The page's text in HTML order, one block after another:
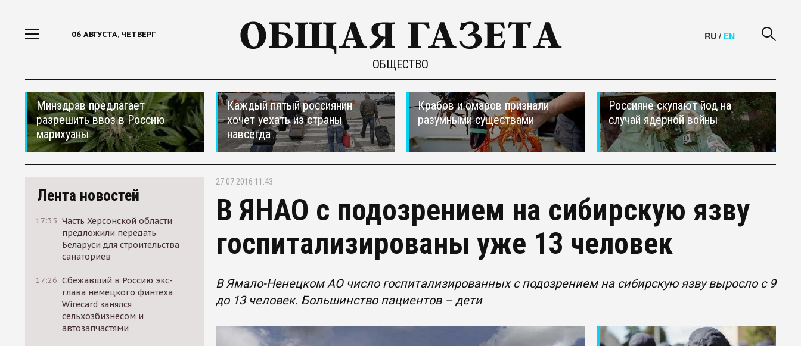
06 АВГУСТА, ЧЕТВЕРГ
ОБЩЕСТВО
RU / EN
Минздрав предлагает
разрешить ввоз в Россию
марихуаны
Каждый пятый россиянин
хочет уехать из страны
навсегда
Крабов и омаров признали
разумными существами
Россияне скупают йод на
случай ядерной войны
Лента новостей
17:35 Часть Херсонской области
предложили передать
Беларуси для строительства
санаториев
17:26 Сбежавший в Россию экс-
глава немецкого финтеха
Wirecard занялся
сельхозбизнесом и
автозапчастями
27.07.2016 11:43
В ЯНАО с подозрением на сибирскую язву
госпитализированы уже 13 человек
В Ямало-Ненецком АО число госпитализированных с подозрением на сибирскую язву выросло с 9
до 13 человек. Большинство пациентов – дети